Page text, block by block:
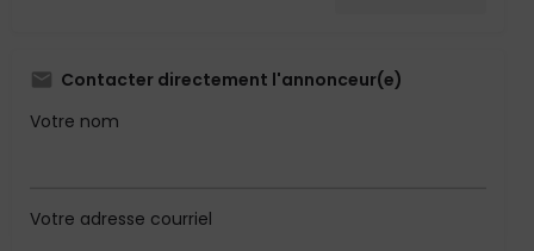
Contacter directement l'annonceur(e)
Votre nom
Votre adresse courriel